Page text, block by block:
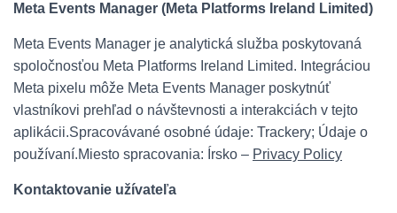
Meta Events Manager (Meta Platforms Ireland Limited)
Meta Events Manager je analytická služba poskytovaná
spoločnosťou Meta Platforms Ireland Limited. Integráciou
Meta pixelu môže Meta Events Manager poskytnúť
vlastníkovi prehľad o návštevnosti a interakciách v tejto
aplikácii.Spracovávané osobné údaje: Trackery; Údaje o
používaní.Miesto spracovania: Írsko – Privacy Policy
Kontaktovanie užívateľa